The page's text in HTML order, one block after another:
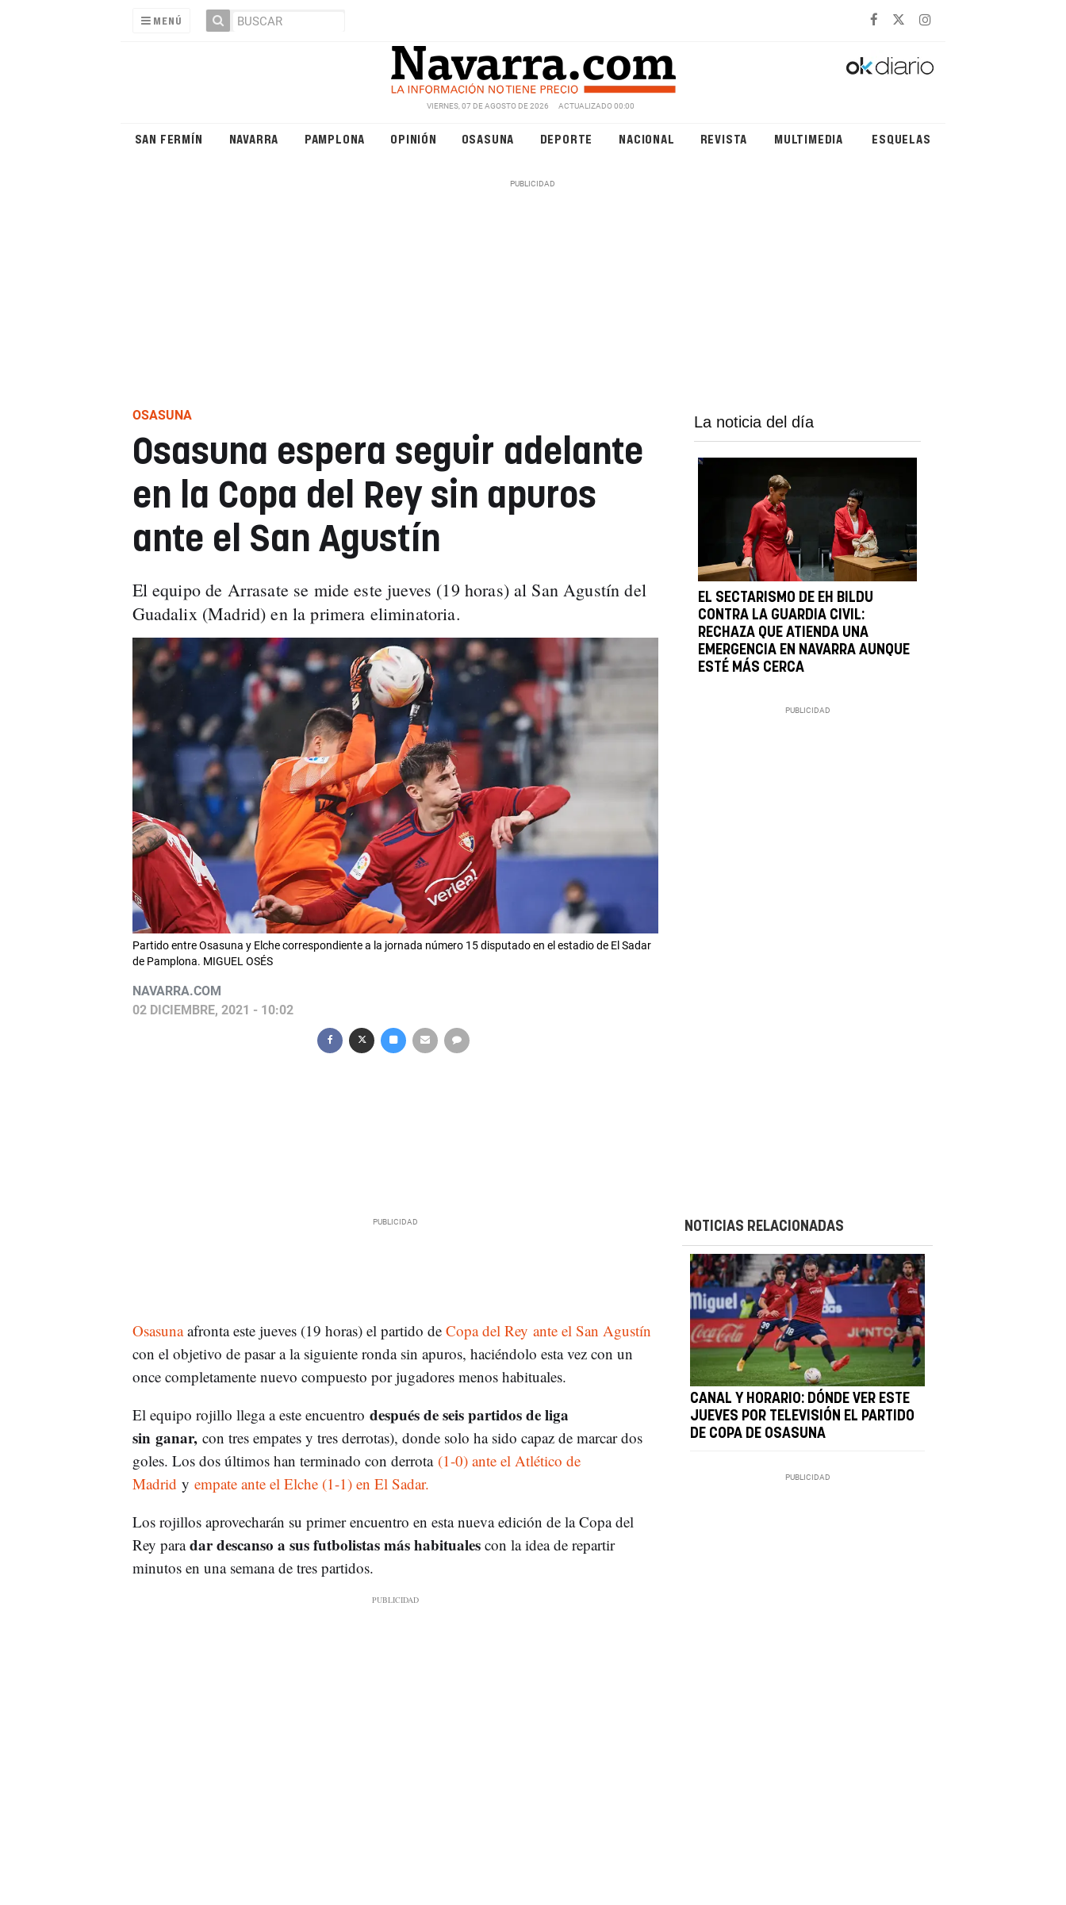
MENÚ
VIERNES, 07 DE AGOSTO DE 2026 ACTUALIZADO 00:00
SAN FERMÍN NAVARRA PAMPLONA OPINIÓN OSASUNA DEPORTE NACIONAL REVISTA MULTIMEDIA ESQUELAS
OSASUNA
Osasuna espera seguir adelante
en la Copa del Rey sin apuros
ante el San Agustín
El equipo de Arrasate se mide este jueves (19 horas) al San Agustín del
Guadalix (Madrid) en la primera eliminatoria.
Partido entre Osasuna y Elche correspondiente a la jornada número 15 disputado en el estadio de El Sadar
de Pamplona. MIGUEL OSÉS
NAVARRA.COM
02 DICIEMBRE, 2021 - 10:02
La noticia del día
EL SECTARISMO DE EH BILDU
CONTRA LA GUARDIA CIVIL:
RECHAZA QUE ATIENDA UNA
EMERGENCIA EN NAVARRA AUNQUE
ESTÉ MÁS CERCA
Osasunaafronta este jueves (19 horas) el partido deCopa del Rey ante el San Agustín
con el objetivo de pasar a la siguiente ronda sin apuros, haciéndolo esta vez con un
once completamente nuevo compuesto por jugadores menos habituales.
El equipo rojillo llega a este encuentro después de seis partidos de liga
sin ganar,con tres empates y tres derrotas), donde solo ha sido capaz de marcar dos
goles. Los dos últimos han terminado con derrota (1-0) ante el Atlético de
Madrid y empate ante el Elche (1-1) en El Sadar.
Los rojillos aprovecharán su primer encuentro en esta nueva edición de la Copa del
Rey paradar descanso a sus futbolistas más habitualescon la idea de repartir
minutos en una semana de tres partidos.
NOTICIAS RELACIONADAS
CANAL Y HORARIO: DÓNDE VER ESTE
JUEVES POR TELEVISIÓN EL PARTIDO
DE COPA DE OSASUNA